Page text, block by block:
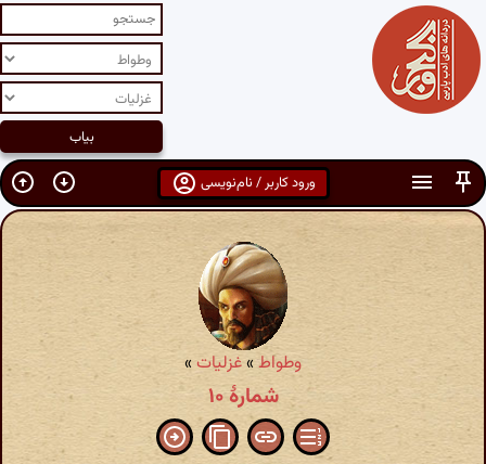
ورود کاربر / نام‌نویسی
وطواط »غزلیات »
شمارهٔ ۱۰